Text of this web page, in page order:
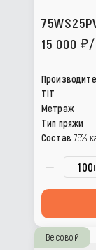
15 000
/
TIT
Метраж
Тип пряжи
Состав 75%
г
Весовой